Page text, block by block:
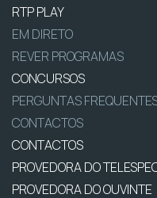
RTP PLAY
EM DIRETO
REVER PROGRAMAS
CONCURSOS
PERGUNTAS
CONTACTOS
CONTACTOS
PROVEDORA DO
PROVEDORA DO OUVINTE